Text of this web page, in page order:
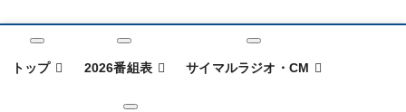
トップ 2026番組表 サイマルラジオ・CM